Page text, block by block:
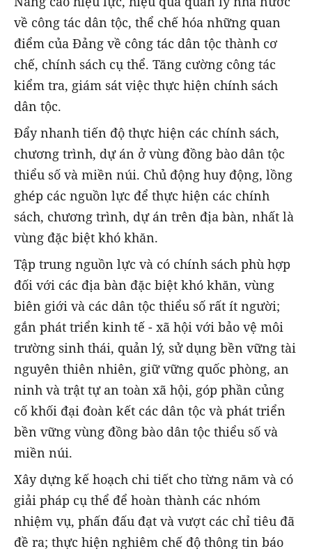
về công tác dân tộc, thể chế hóa những quan
điểm của Đảng về công tác dân tộc thành cơ
chế, chính sách cụ thể. Tăng cường công tác
kiểm tra, giám sát việc thực hiện chính sách
dân tộc.
Đẩy nhanh tiến độ thực hiện các chính sách,
chương trình, dự án ở vùng đồng bào dân tộc
thiểu số và miền núi. Chủ động huy động, lồng
ghép các nguồn lực để thực hiện các chính
sách, chương trình, dự án trên địa bàn, nhất là
vùng đặc biệt khó khăn.
Tập trung nguồn lực và có chính sách phù hợp
đối với các địa bàn đặc biệt khó khăn, vùng
biên giới và các dân tộc thiểu số rất ít người;
gắn phát triển kinh tế - xã hội với bảo vệ môi
trường sinh thái, quản lý, sử dụng bền vững tài
nguyên thiên nhiên, giữ vững quốc phòng, an
ninh và trật tự an toàn xã hội, góp phần củng
cố khối đại đoàn kết các dân tộc và phát triển
bền vững vùng đồng bào dân tộc thiểu số và
miền núi.
Xây dựng kế hoạch chi tiết cho từng năm và có
giải pháp cụ thể để hoàn thành các nhóm
nhiệm vụ, phấn đấu đạt và vượt các chỉ tiêu đã
đề ra; thực hiện nghiêm chế độ thông tin báo